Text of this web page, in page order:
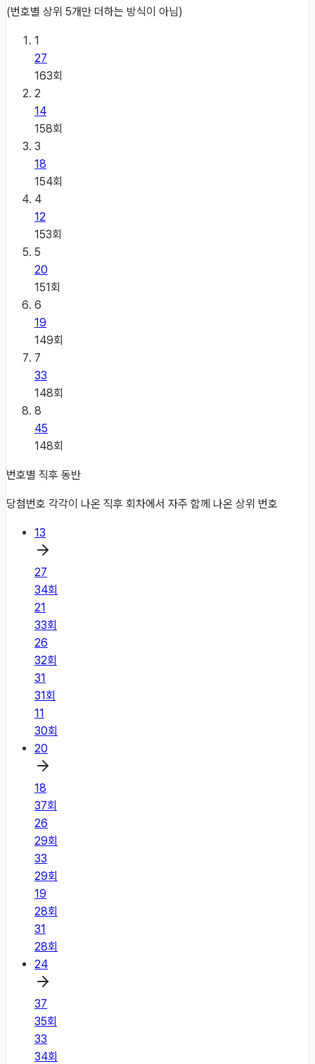
(번호별 상위 5개만 더하는 방식이 아님)
1
27
163회
2
14
158회
3
18
154회
4
12
153회
5
20
151회
6
19
149회
7
33
148회
8
45
148회
번호별 직후 동반
당첨번호 각각이 나온 직후 회차에서 자주 함께 나온 상위 번호
13
27
34회
21
33회
26
32회
31
31회
11
30회
20
18
37회
26
29회
33
29회
19
28회
31
28회
24
37
35회
33
34회